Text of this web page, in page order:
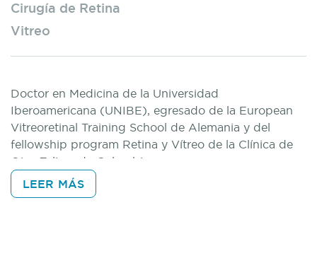
Cirugía de Retina
Vitreo
Doctor en Medicina de la Universidad
Iberoamericana (UNIBE), egresado de la European
Vitreoretinal Training School de Alemania y del
fellowship program Retina y Vítreo de la Clínica de
Ojos Tolima de Colombia.
Posee certificaciones en exámenes de Ciencias
LEER MÁS